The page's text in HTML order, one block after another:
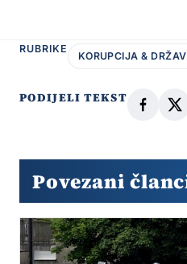
RUBRIKE
KORUPCIJA &
PODIJELI TEKST
Povezani